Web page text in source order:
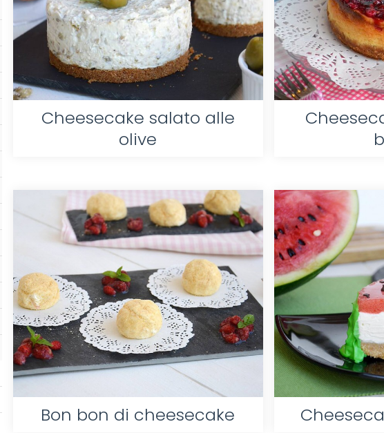
Cheesecake salato alle
olive
Bon bon di cheesecake